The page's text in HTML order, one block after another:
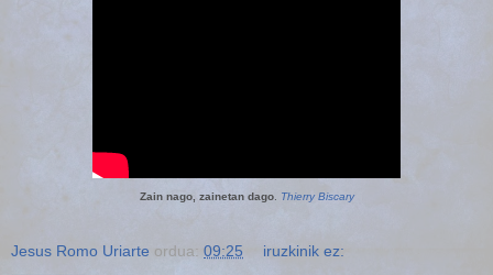
Zain nago, zainetan dago. Thierry Biscary
Jesus Romo Uriarte ordua: 09:25 iruzkinik ez: